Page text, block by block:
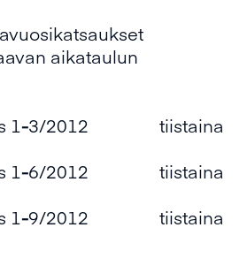
aikataulun
1-3/2012 tiistaina
1-6/2012 tiistaina
1-9/2012 tiistaina